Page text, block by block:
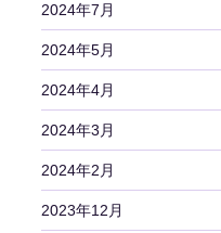
2024年7月
2024年5月
2024年4月
2024年3月
2024年2月
2023年12月